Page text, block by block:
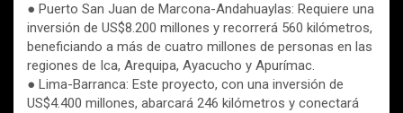
● Puerto San Juan de Marcona-Andahuaylas: Requiere una
inversión de US$8.200 millones y recorrerá 560 kilómetros,
beneficiando a más de cuatro millones de personas en las
regiones de Ica, Arequipa, Ayacucho y Apurímac.
● Lima-Barranca: Este proyecto, con una inversión de
US$4.400 millones, abarcará 246 kilómetros y conectará